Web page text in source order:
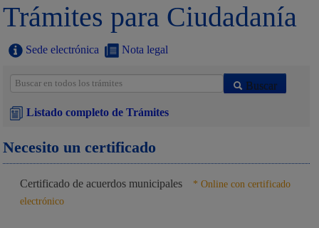
Trámites para Ciudadanía
Sede electrónica Nota legal
Buscar
Listado completo de Trámites
Necesito un certificado
Certificado de acuerdos municipales
* Online con certificado
electrónico